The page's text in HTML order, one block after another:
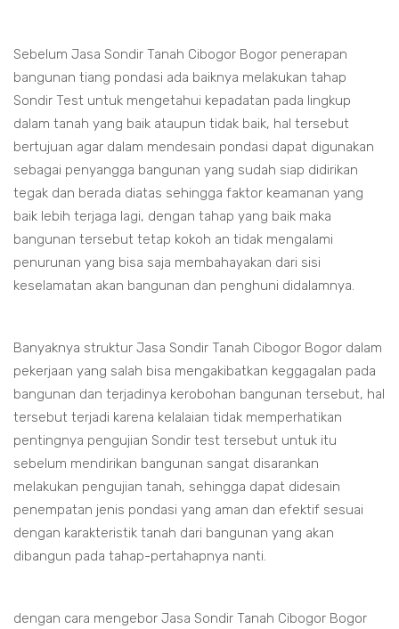
Sebelum Jasa Sondir Tanah Cibogor Bogor penerapan
bangunan tiang pondasi ada baiknya melakukan tahap
Sondir Test untuk mengetahui kepadatan pada lingkup
dalam tanah yang baik ataupun tidak baik, hal tersebut
bertujuan agar dalam mendesain pondasi dapat digunakan
sebagai penyangga bangunan yang sudah siap didirikan
tegak dan berada diatas sehingga faktor keamanan yang
baik lebih terjaga lagi, dengan tahap yang baik maka
bangunan tersebut tetap kokoh an tidak mengalami
penurunan yang bisa saja membahayakan dari sisi
keselamatan akan bangunan dan penghuni didalamnya.
Banyaknya struktur Jasa Sondir Tanah Cibogor Bogor dalam
pekerjaan yang salah bisa mengakibatkan keggagalan pada
bangunan dan terjadinya kerobohan bangunan tersebut, hal
tersebut terjadi karena kelalaian tidak memperhatikan
pentingnya pengujian Sondir test tersebut untuk itu
sebelum mendirikan bangunan sangat disarankan
melakukan pengujian tanah, sehingga dapat didesain
penempatan jenis pondasi yang aman dan efektif sesuai
dengan karakteristik tanah dari bangunan yang akan
dibangun pada tahap-pertahapnya nanti.
dengan cara mengebor Jasa Sondir Tanah Cibogor Bogor